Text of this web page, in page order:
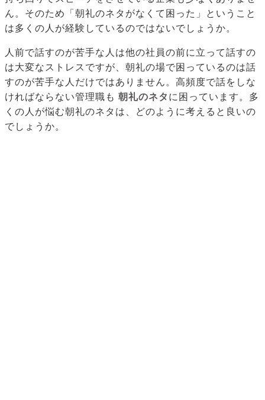
ん。そのため「朝礼のネタがなくて困った」ということ
は多くの人が経験しているのではないでしょうか。
人前で話すのが苦手な人は他の社員の前に立って話すの
は大変なストレスですが、朝礼の場で困っているのは話
すのが苦手な人だけではありません。高頻度で話をしな
ければならない管理職も 朝礼のネタ に困っています。多
くの人が悩む朝礼のネタは、どのように考えると良いの
でしょうか。